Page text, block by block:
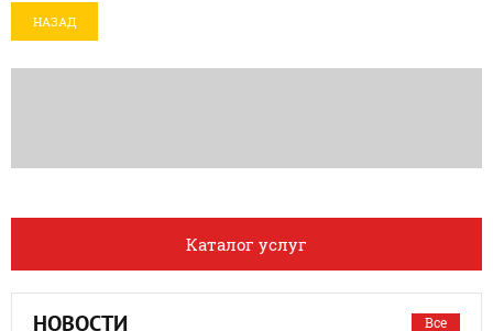
НАЗАД
Каталог услуг
НОВОСТИ Все